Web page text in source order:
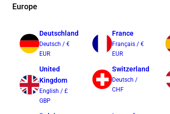
Europe
Deutschland
Deutsch / €
EUR
France
Français / €
EUR
United
Kingdom
English / £
GBP
Switzerland
Deutsch /
CHF